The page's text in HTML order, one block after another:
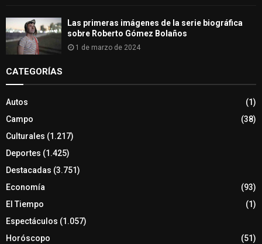
Las primeras imágenes de la serie biográfica
sobre Roberto Gómez Bolaños
1 de marzo de 2024
CATEGORÍAS
Autos
(1)
Campo
(38)
Culturales (1.217)
Deportes (1.425)
Destacadas (3.751)
Economía
(93)
El Tiempo
(1)
Espectáculos (1.057)
Horóscopo
(51)